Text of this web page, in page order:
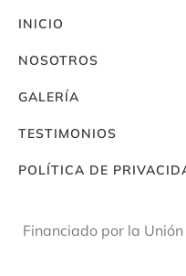
INICIO
NOSOTROS
GALERÍA
TESTIMONIOS
POLÍTICA DE
Financiado por la